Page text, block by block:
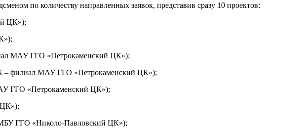
по количеству направленных заявок, представив сразу 10 проектов:
ЦК»);
МАУ ГГО «Петрокаменский ЦК»);
– филиал МАУ ГГО «Петрокаменский ЦК»);
ГГО «Петрокаменский ЦК»);
ГГО «Николо-Павловский ЦК»);